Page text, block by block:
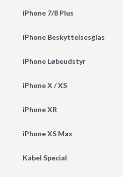
iPhone 7/8 Plus
iPhone Beskyttelsesglas
iPhone Løbeudstyr
iPhone X / XS
iPhone XR
iPhone XS Max
Kabel Special